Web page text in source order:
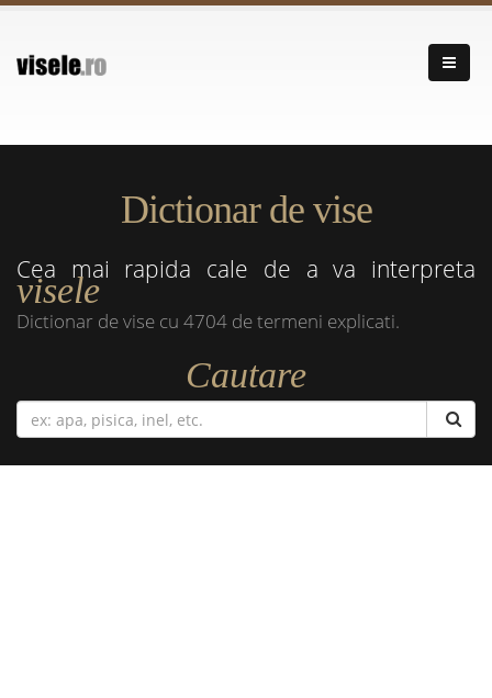
Dictionar de vise
Cea mai rapida cale de a va interpreta
visele
Dictionar de vise cu 4704 de termeni explicati.
Cautare